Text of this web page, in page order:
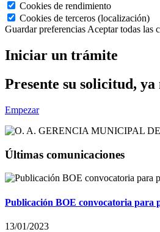
Cookies de rendimiento
Cookies de terceros (localización)
Guardar preferencias Aceptar todas las
Iniciar un trámite
Presente su solicitud, ya
Empezar
Últimas comunicaciones
Publicación BOE convocatoria para
13/01/2023